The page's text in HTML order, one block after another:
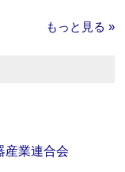
もっと見る »
業連合会